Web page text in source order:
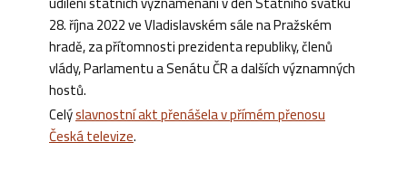
28. října 2022 ve Vladislavském sále na Pražském
hradě, za přítomnosti prezidenta republiky, členů
vlády, Parlamentu a Senátu ČR a dalších významných
hostů.
Celýslavnostní akt přenášela v přímém přenosu
Česká televize.